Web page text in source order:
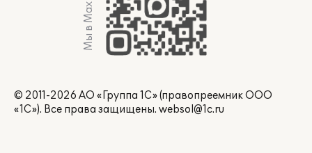
Мы в Max
© 2011-2026 АО «Группа 1С» (правопреемник ООО
«1С»). Все права защищены. websol@1c.ru